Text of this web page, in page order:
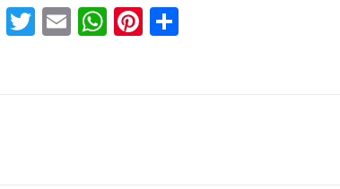
F
a
T
w
E
m
W
h
Pi
nt